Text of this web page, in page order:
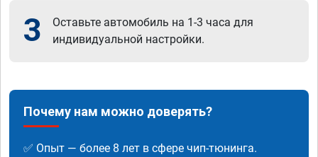
3
Оставьте автомобиль на 1-3 часа для
индивидуальной настройки.
Почему нам можно доверять?
✅ Опыт — более 8 лет в сфере чип-тюнинга.